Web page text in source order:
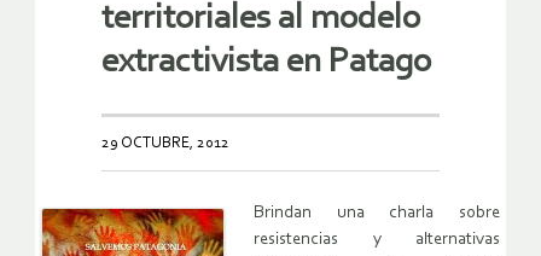
territoriales al modelo
extractivista en Patago
29 OCTUBRE, 2012
Brindan una charla sobre
resistencias y alternativas